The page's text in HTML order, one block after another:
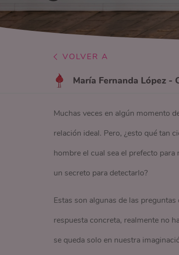
VOLVER A
María Fernanda López -
Muchas veces en algún momento
relación ideal. Pero, ¿esto qué tan
hombre el cual sea el prefecto
un secreto para detectarlo?
Estas son algunas de las
respuesta concreta, realmente no
se queda solo en nuestra